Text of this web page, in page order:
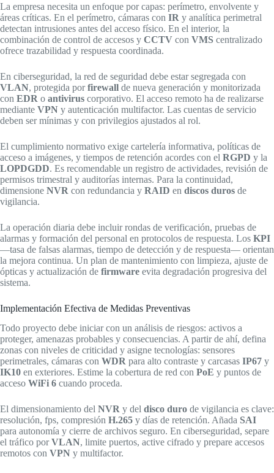
La empresa necesita un enfoque por capas: perímetro, envolvente y
áreas críticas. En el perímetro, cámaras con IR y analítica perimetral
detectan intrusiones antes del acceso físico. En el interior, la
combinación de control de accesos y CCTV con VMS centralizado
ofrece trazabilidad y respuesta coordinada.
En ciberseguridad, la red de seguridad debe estar segregada con
VLAN, protegida porfirewall de nueva generación y monitorizada
con EDR o antivirus corporativo. El acceso remoto ha de realizarse
mediante VPN y autenticación multifactor. Las cuentas de servicio
deben ser mínimas y con privilegios ajustados al rol.
El cumplimiento normativo exige cartelería informativa, políticas de
acceso a imágenes, y tiempos de retención acordes con el RGPD y la
LOPDGDD. Es recomendable un registro de actividades, revisión de
permisos trimestral y auditorías internas. Para la continuidad,
dimensione NVR con redundancia y RAID en discos duros de
vigilancia.
La operación diaria debe incluir rondas de verificación, pruebas de
alarmas y formación del personal en protocolos de respuesta. Los KPI
—tasa de falsas alarmas, tiempo de detección y de respuesta— orientan
la mejora continua. Un plan de mantenimiento con limpieza, ajuste de
ópticas y actualización de firmware evita degradación progresiva del
sistema.
Implementación Efectiva de Medidas Preventivas
Todo proyecto debe iniciar con un análisis de riesgos: activos a
proteger, amenazas probables y consecuencias. A partir de ahí, defina
zonas con niveles de criticidad y asigne tecnologías: sensores
perimetrales, cámaras con WDR para alto contraste y carcasas IP67 y
IK10 en exteriores. Estime la cobertura de red con PoE y puntos de
acceso WiFi 6 cuando proceda.
El dimensionamiento del NVR y del disco duro de vigilancia es clave:
resolución, fps, compresión H.265 y días de retención. Añada SAI
para autonomía y cierre de archivos seguro. En ciberseguridad, separe
el tráfico porVLAN, limite puertos, active cifrado y prepare accesos
remotos con VPN y multifactor.